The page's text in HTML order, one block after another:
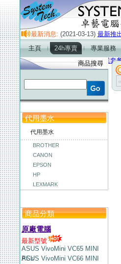
最新消息: (2021-03-13) 最新推
(2021-01-01)
(2018-01-01)最新產
(2018-01-01)企業套
主頁 24h專賣 專業服務
商品搜尋
代用墨水
代用墨水
BROTHER
CANON
EPSON
HP
LEXMARK
商品分類
原廠電腦
最新型號
ASUS VivoMini VC65 MINI
PCs
ASUS VivoMini VC66 MINI